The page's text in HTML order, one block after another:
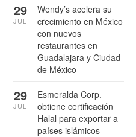
Wendy’s acelera su
crecimiento en México
con nuevos
restaurantes en
Guadalajara y Ciudad
de México
29
JUL
Esmeralda Corp.
obtiene certificación
Halal para exportar a
países islámicos
29
JUL